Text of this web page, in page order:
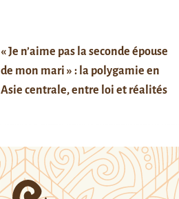
« Je n’aime pas la seconde épouse
de mon mari » : la polygamie en
Asie centrale, entre loi et réalités